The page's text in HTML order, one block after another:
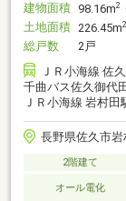
建物面積 98.16m2
土地面積 226.45m2
総戸数
2戸
ＪＲ小海線 佐
千曲バス佐久御代
ＪＲ小海線 岩村田
長野県佐久市岩
2階建て
オール電化